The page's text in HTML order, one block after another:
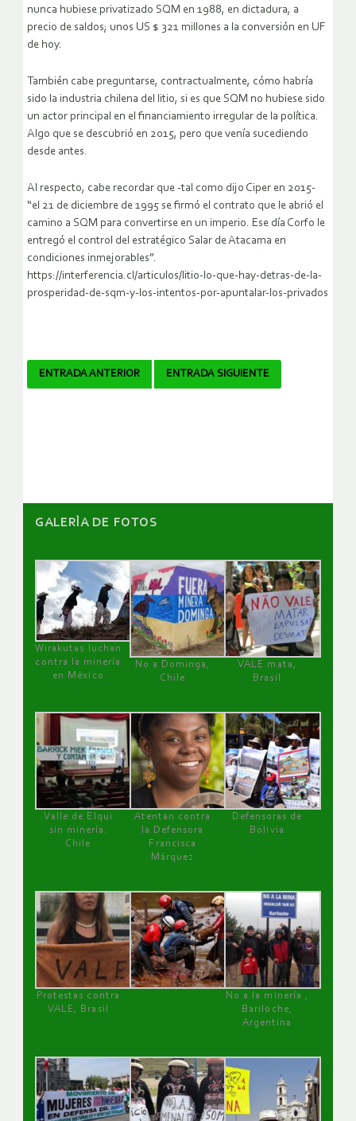
nunca hubiese privatizado SQM en 1988, en dictadura, a
precio de saldos; unos US $ 321 millones a la conversión en UF
de hoy.
También cabe preguntarse, contractualmente, cómo habría
sido la industria chilena del litio, si es que SQM no hubiese sido
un actor principal en el financiamiento irregular de la política.
Algo que se descubrió en 2015, pero que venía sucediendo
desde antes.
Al respecto, cabe recordar que -tal como dijo Ciper en 2015-
“el 21 de diciembre de 1995 se firmó el contrato que le abrió el
camino a SQM para convertirse en un imperio. Ese día Corfo le
entregó el control del estratégico Salar de Atacama en
condiciones inmejorables”.
https://interferencia.cl/articulos/litio-lo-que-hay-detras-de-la-
prosperidad-de-sqm-y-los-intentos-por-apuntalar-los-privados
Navegador
ENTRADA ANTERIOR ENTRADA SIGUIENTE
GALERÌA DE FOTOS
Wirakutas luchan
contra la minería
en México
No a Dominga,
Chile
VALE mata,
Brasil
Valle de Elqui
sin minería.
Chile
Atentan contra
la Defensora
Francisca
Márquez
Defensoras de
Bolivia
Protestas contra
VALE, Brasil
No a la minería ,
Bariloche,
Argentina